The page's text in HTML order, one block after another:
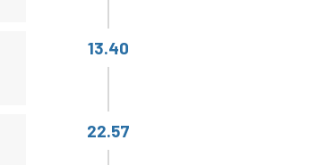
13.40
22.57